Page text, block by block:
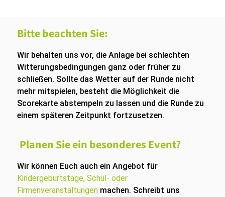
Bitte beachten Sie:
Wir behalten uns vor, die Anlage bei schlechten
Witterungsbedingungen ganz oder früher zu
schließen. Sollte das Wetter auf der Runde nicht
mehr mitspielen, besteht die Möglichkeit die
Scorekarte abstempeln zu lassen und die Runde zu
einem späteren Zeitpunkt fortzusetzen.
Planen Sie ein besonderes Event?
Wir können Euch auch ein Angebot für
Kindergeburtstage, Schul- oder
Firmenveranstaltungenmachen. Schreibt uns